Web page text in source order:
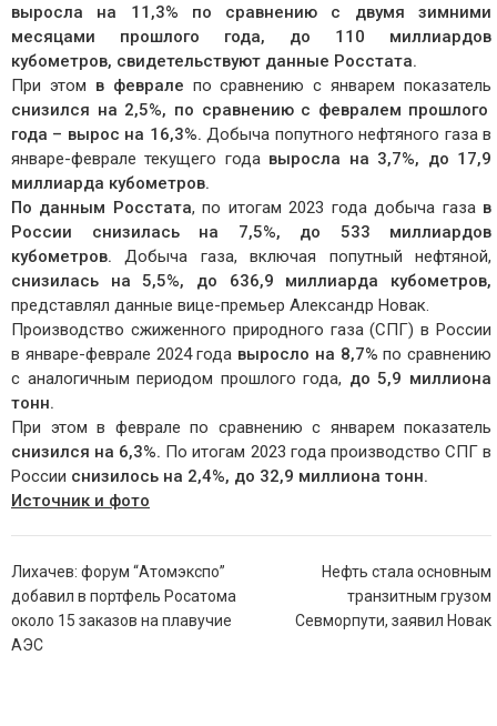
выросла на 11,3% по сравнению с двумя зимними
месяцами прошлого года, до 110 миллиардов
кубометров, свидетельствуют данные Росстата.
При этом в феврале по сравнению с январем показатель
снизился на 2,5%, по сравнению с февралем прошлого
года – вырос на 16,3%.Добыча попутного нефтяного газа в
январе-феврале текущего года выросла на 3,7%, до 17,9
миллиарда кубометров.
По данным Росстата, по итогам 2023 года добыча газа в
России снизилась на 7,5%, до 533 миллиардов
кубометров. Добыча газа, включая попутный нефтяной,
снизилась на 5,5%, до 636,9 миллиарда кубометров,
представлял данные вице-премьер Александр Новак.
Производство сжиженного природного газа (СПГ) в России
в январе-феврале 2024 года выросло на 8,7% по сравнению
с аналогичным периодом прошлого года, до 5,9 миллиона
тонн.
При этом в феврале по сравнению с январем показатель
снизился на 6,3%. По итогам 2023 года производство СПГ в
России снизилось на 2,4%, до 32,9 миллиона тонн.
Источник и фото
Навигация
по
записям
Лихачев: форум “Атомэкспо”
добавил в портфель Росатома
около 15 заказов на плавучие
АЭС
Нефть стала основным
транзитным грузом
Севморпути, заявил Новак